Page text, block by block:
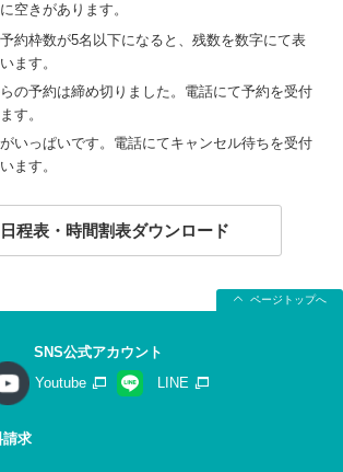
空きがあります。
約枠数が5名以下になると、残数を数字にて表
ます。
らの予約は締め切りました。電話にて予約を受付
す。
がいっぱいです。電話にてキャンセル待ちを受付
ます。
程表・時間割表ダウンロード
ページトップへ
SNS公式アカウント
Youtube
LINE
請求